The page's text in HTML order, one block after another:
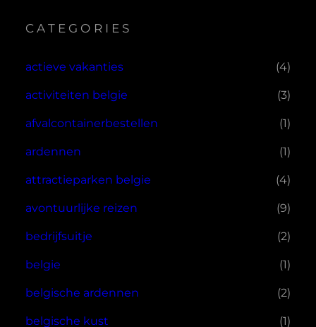
CATEGORIES
actieve vakanties (4)
activiteiten belgie (3)
afvalcontainerbestellen (1)
ardennen (1)
attractieparken belgie (4)
avontuurlijke reizen (9)
bedrijfsuitje (2)
belgie (1)
belgische ardennen (2)
belgische kust (1)